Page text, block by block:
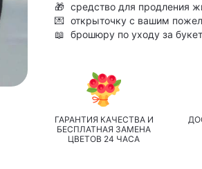
🎁 средство для продления
💌 открыточку с вашим
📖 брошюру по уходу за
ГАРАНТИЯ КАЧЕСТВА И
БЕСПЛАТНАЯ ЗАМЕНА
ЦВЕТОВ 24 ЧАСА